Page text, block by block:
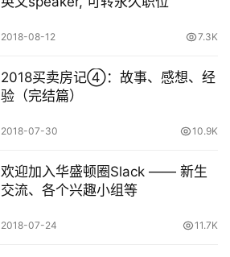
2018-08-12 7.3K
2018买卖房记④：故事、感想、经
验（完结篇）
2018-07-30 10.9K
欢迎加入华盛顿圈Slack —— 新生
交流、各个兴趣小组等
2018-07-24 11.7K